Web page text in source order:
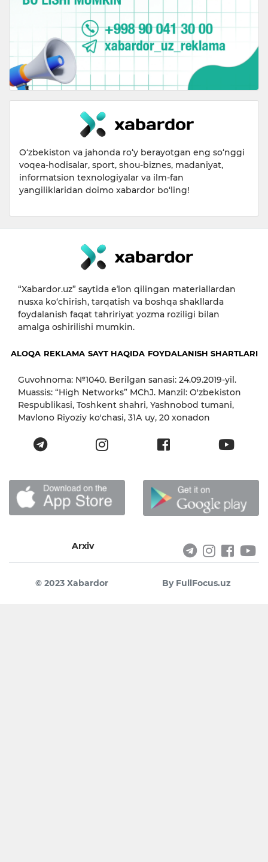
O‘zbekiston va jahonda ro‘y berayotgan eng so‘nggi
voqea-hodisalar, sport, shou-biznes, madaniyat,
informatsion texnologiyalar va ilm-fan
yangiliklaridan doimo xabardor bo‘ling!
“Xabardor.uz” saytida eʼlon qilingan materiallardan
nusxa ko‘chirish, tarqatish va boshqa shakllarda
foydalanish faqat tahririyat yozma roziligi bilan
amalga oshirilishi mumkin.
ALOQA REKLAMA SAYT HAQIDA FOYDALANISH SHARTLARI
Guvohnoma: №1040. Berilgan sanasi: 24.09.2019-yil.
Muassis: “High Networks” MChJ. Manzil: O'zbekiston
Respublikasi, Toshkent shahri, Yashnobod tumani,
Mavlono Riyoziy ko'chasi, 31А uy, 20 xonadon
Arxiv
© 2023 Xabardor By FullFocus.uz